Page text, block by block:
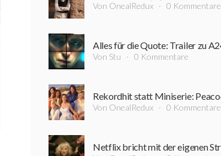
Von OnealRedux 0 Kommentare
Von Stu 0 Kommentare
Von OnealRedux 0 Kommentare